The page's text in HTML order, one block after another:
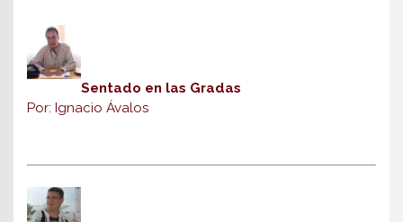
Sentado en las Gradas
Por: Ignacio Ávalos